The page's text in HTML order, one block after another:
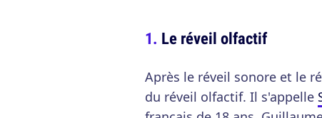
Le réveil olfactif
Après le réveil sonore et le
du réveil olfactif. Il s'appelle